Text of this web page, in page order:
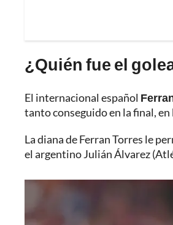
¿Quién fue el
El internacional español
tanto conseguido en la final,
La diana de Ferran Torres le
el argentino Julián Álvarez